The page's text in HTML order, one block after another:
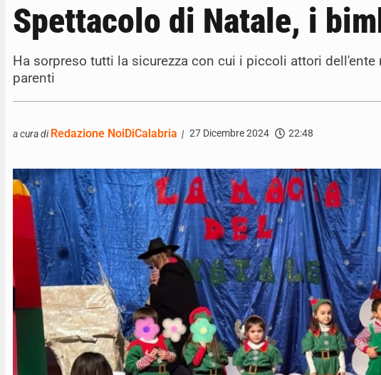
Spettacolo di Natale, i
Ha sorpreso tutti la sicurezza con cui i piccoli attori
parenti
a cura diRedazione NoiDiCalabria | 27 Dicembre 2024 22:48